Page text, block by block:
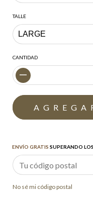
TALLE
CANTIDAD
ENVÍO GRATIS SUPERANDO LOS
No sé mi código postal